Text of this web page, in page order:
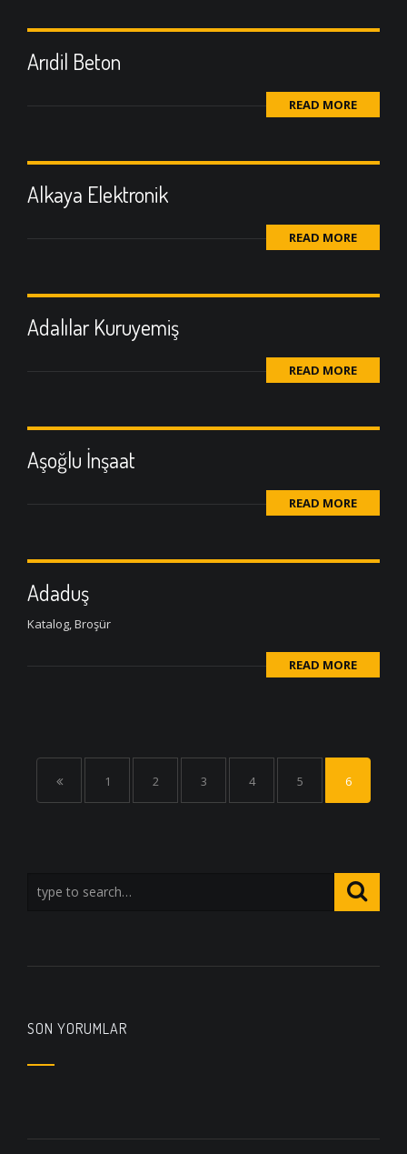
Arıdil Beton
READ MORE
Alkaya Elektronik
READ MORE
Adalılar Kuruyemiş
READ MORE
Aşoğlu İnşaat
READ MORE
Adaduş
Katalog, Broşür
READ MORE
1 2 3 4 5 6
SON YORUMLAR